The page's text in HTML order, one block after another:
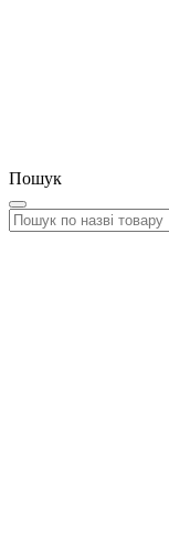
Пошук